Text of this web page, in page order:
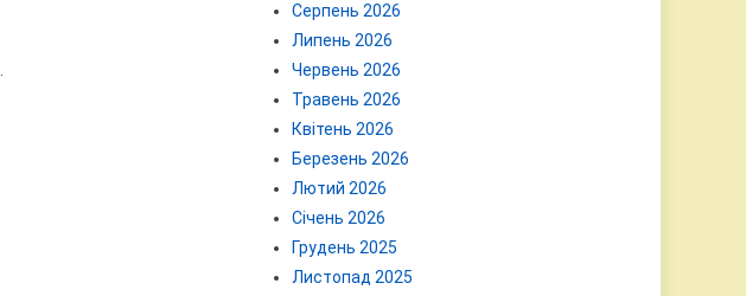
Серпень 2026
Липень 2026
Червень 2026
Травень 2026
Квітень 2026
Березень 2026
Лютий 2026
Січень 2026
Грудень 2025
Листопад 2025